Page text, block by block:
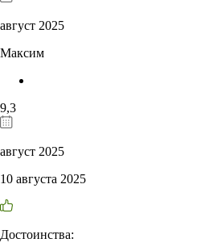
август 2025
Максим
9,3
август 2025
10 августа 2025
Достоинства: